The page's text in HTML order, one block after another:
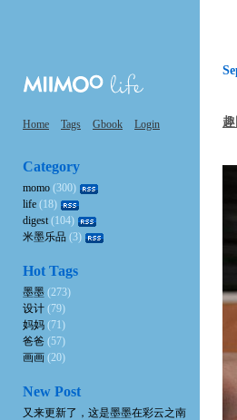
Home Tags Gbook Login
Category
momo (300)
life (18)
digest(104)
米墨乐品 (3)
Hot Tags
墨墨 (273)
设计 (79)
妈妈 (71)
爸爸 (57)
画画 (20)
New Post
又来更新了，这是墨墨在彩云之南